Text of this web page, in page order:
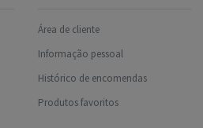
Área de cliente
Informação pessoal
Histórico de encomendas
Produtos favoritos